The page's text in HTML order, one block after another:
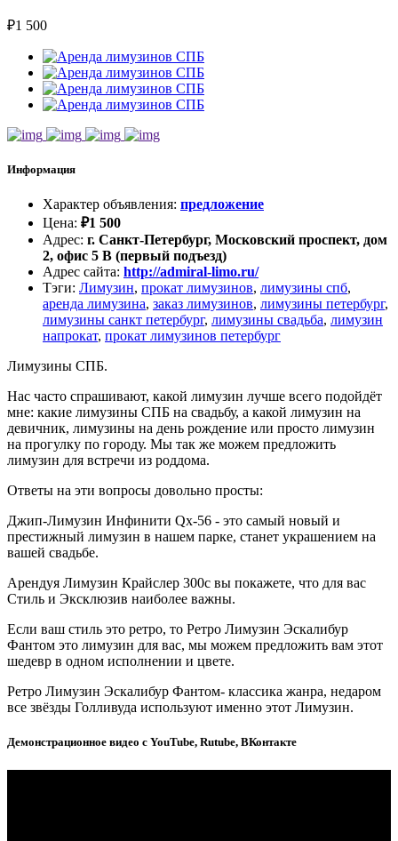
₽1 500
Информация
Характер объявления: предложение
Цена: ₽1 500
Адрес: г. Санкт-Петербург, Московский проспект, дом
2, офис 5 В (первый подъезд)
Адрес сайта: http://admiral-limo.ru/
Тэги: Лимузин, прокат лимузинов, лимузины спб,
аренда лимузина, заказ лимузинов, лимузины петербург,
лимузины санкт петербург, лимузины свадьба, лимузин
напрокат, прокат лимузинов петербург
Лимузины СПБ.
Нас часто спрашивают, какой лимузин лучше всего подойдёт
мне: какие лимузины СПБ на свадьбу, а какой лимузин на
девичник, лимузины на день рождение или просто лимузин
на прогулку по городу. Мы так же можем предложить
лимузин для встречи из роддома.
Ответы на эти вопросы довольно просты:
Джип-Лимузин Инфинити Qx-56 - это самый новый и
престижный лимузин в нашем парке, станет украшением на
вашей свадьбе.
Арендуя Лимузин Крайслер 300с вы покажете, что для вас
Стиль и Эксклюзив наиболее важны.
Если ваш стиль это ретро, то Ретро Лимузин Эскалибур
Фантом это лимузин для вас, мы можем предложить вам этот
шедевр в одном исполнении и цвете.
Ретро Лимузин Эскалибур Фантом- классика жанра, недаром
все звёзды Голливуда используют именно этот Лимузин.
Демонстрационное видео с YouTube, Rutube, ВКонтакте